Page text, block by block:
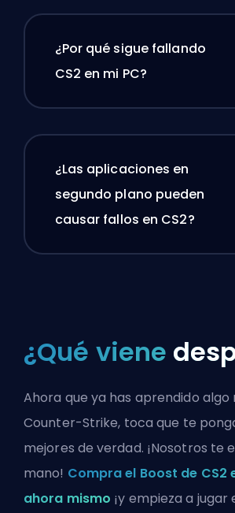
¿Por qué sigue fallando
CS2 en mi PC?
¿Las aplicaciones en
segundo plano pueden
causar fallos en CS2?
¿Qué viene
Ahora que ya has aprendido algo
Counter-Strike, toca que te
mejores de verdad. ¡Nosotros te
mano! Compra el Boost de CS2
ahora mismo ¡y empieza a jugar